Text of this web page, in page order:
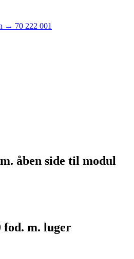
→ 70 222 001
åben side til modul
fod. m. luger